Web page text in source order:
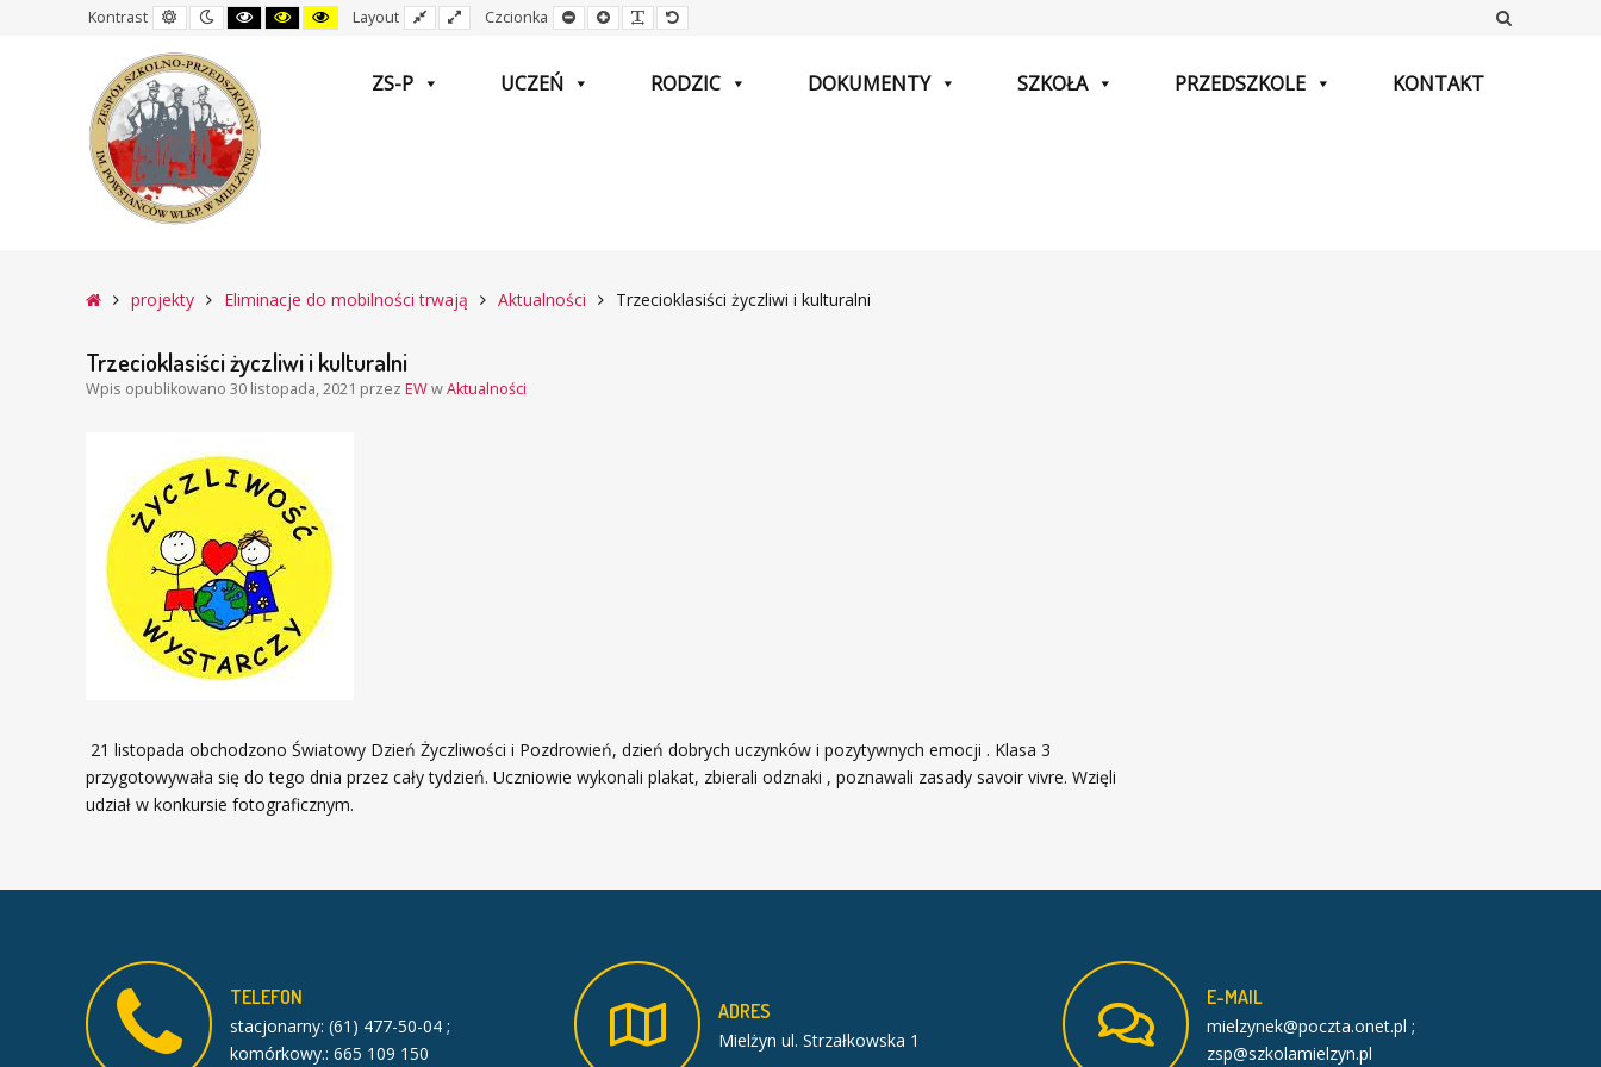
Trzecioklasiści
Kontrast Domyślny
kontrast
Nocny
kontrast
Czarny
i
Czarny
i
Żółty
i Layout Stały
układ
Wide
layout
Czcionka Mniejsza
czcionka
Większa
czcionka
Czytelna
czcionka
Domyślna
czcionka
ZS-P UCZEŃ RODZIC DOKUMENTY SZKOŁA PRZEDSZKOLE KONTAKT
Głównaprojekty Eliminacje do mobilności trwają Aktualności Trzecioklasiści życzliwi i kulturalni
Trzecioklasiści życzliwi i kulturalni
Wpis opublikowano 30 listopada, 2021 przez EWwAktualności
21 listopada obchodzono Światowy Dzień Życzliwości i Pozdrowień, dzień dobrych uczynków i pozytywnych emocji . Klasa 3
przygotowywała się do tego dnia przez cały tydzień. Uczniowie wykonali plakat, zbierali odznaki , poznawali zasady savoir vivre. Wzięli
udział w konkursie fotograficznym.
TELEFON
stacjonarny: (61) 477-50-04 ;
komórkowy.: 665 109 150
ADRES
Mielżyn ul. Strzałkowska 1
E-MAIL
mielzynek@poczta.onet.pl ;
zsp@szkolamielzyn.pl